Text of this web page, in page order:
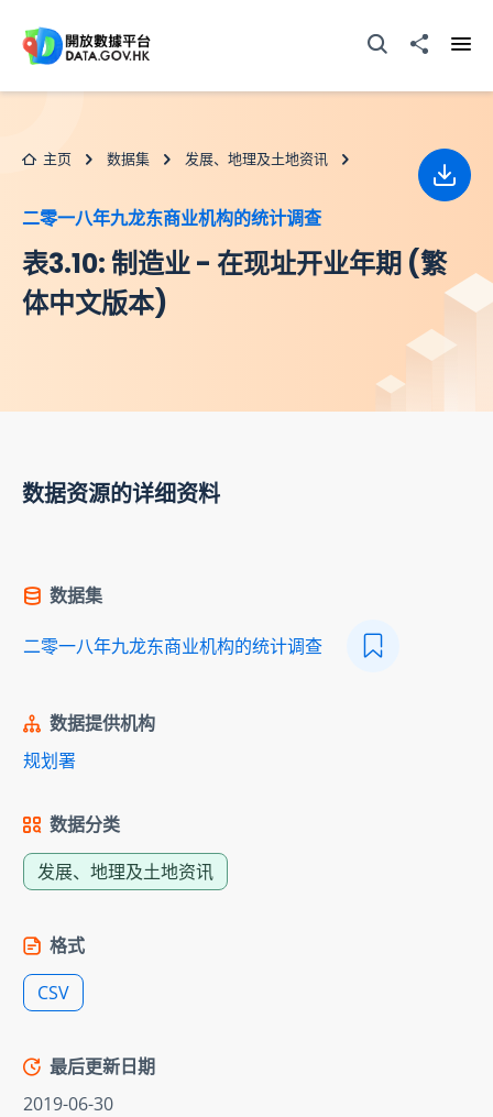
打开搜寻器分享至
主页 数据集 发展、地理及土地资讯
二零一八年九龙东商业机构的统计调查
表3.10: 制造业 - 在现址开业年期 (繁
体中文版本)
下载
数据资源的详细资料
数据集
二零一八年九龙东商业机构的统计调查
数据提供机构
规划署
数据分类
发展、地理及土地资讯
格式
CSV
最后更新日期
2019-06-30